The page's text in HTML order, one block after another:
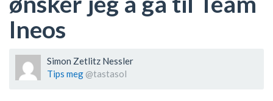
Ineos
Simon Zetlitz Nessler
Tips meg @tastasol